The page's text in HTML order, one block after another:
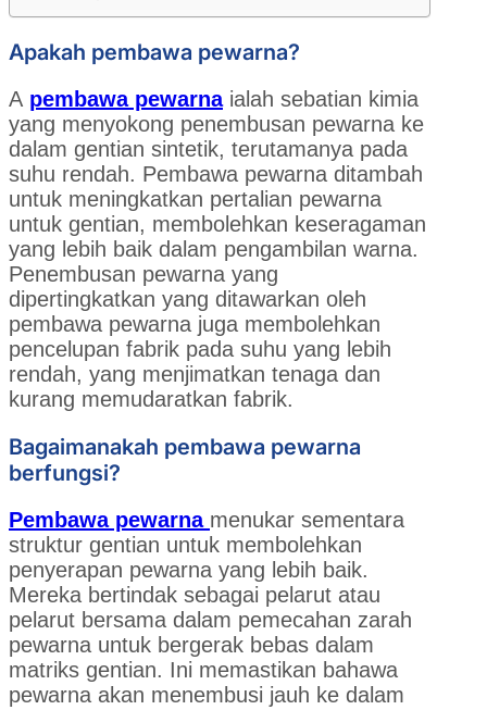
Apakah pembawa pewarna?
A pembawa pewarna ialah sebatian kimia
yang menyokong penembusan pewarna ke
dalam gentian sintetik, terutamanya pada
suhu rendah. Pembawa pewarna ditambah
untuk meningkatkan pertalian pewarna
untuk gentian, membolehkan keseragaman
yang lebih baik dalam pengambilan warna.
Penembusan pewarna yang
dipertingkatkan yang ditawarkan oleh
pembawa pewarna juga membolehkan
pencelupan fabrik pada suhu yang lebih
rendah, yang menjimatkan tenaga dan
kurang memudaratkan fabrik.
Bagaimanakah pembawa pewarna
berfungsi?
Pembawa pewarna menukar sementara
struktur gentian untuk membolehkan
penyerapan pewarna yang lebih baik.
Mereka bertindak sebagai pelarut atau
pelarut bersama dalam pemecahan zarah
pewarna untuk bergerak bebas dalam
matriks gentian. Ini memastikan bahawa
pewarna akan menembusi jauh ke dalam